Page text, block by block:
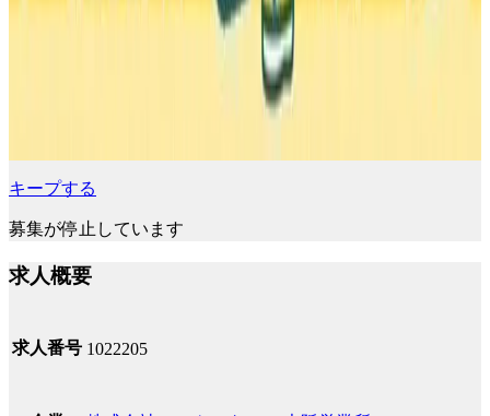
キープする
募集が停止しています
求人概要
求人番号 1022205